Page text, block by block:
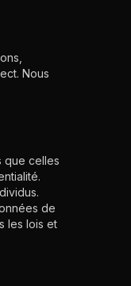
Nous
que celles
de
les lois et